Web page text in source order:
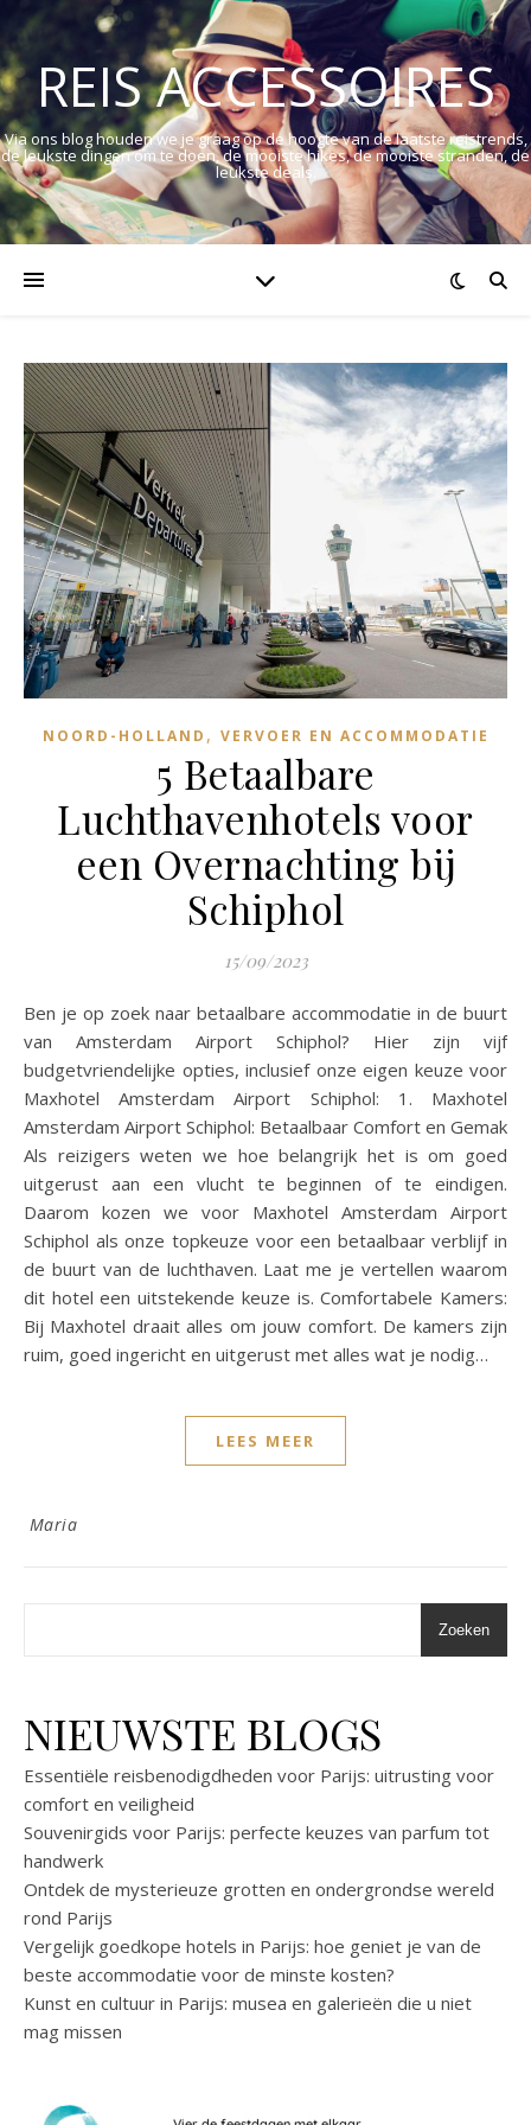
REIS ACCESSOIRES
Via ons blog houden we je graag op de hoogte van de laatste reistrends,
de leukste dingen om te doen, de mooiste hikes, de mooiste stranden, de
leukste deals.
NOORD-HOLLAND , VERVOER EN ACCOMMODATIE
5 Betaalbare
Luchthavenhotels voor
een Overnachting bij
Schiphol
15/09/2023
Ben je op zoek naar betaalbare accommodatie in de buurt
van Amsterdam Airport Schiphol? Hier zijn vijf
budgetvriendelijke opties, inclusief onze eigen keuze voor
Maxhotel Amsterdam Airport Schiphol: 1. Maxhotel
Amsterdam Airport Schiphol: Betaalbaar Comfort en Gemak
Als reizigers weten we hoe belangrijk het is om goed
uitgerust aan een vlucht te beginnen of te eindigen.
Daarom kozen we voor Maxhotel Amsterdam Airport
Schiphol als onze topkeuze voor een betaalbaar verblijf in
de buurt van de luchthaven. Laat me je vertellen waarom
dit hotel een uitstekende keuze is. Comfortabele Kamers:
Bij Maxhotel draait alles om jouw comfort. De kamers zijn
ruim, goed ingericht en uitgerust met alles wat je nodig…
LEES MEER
Maria
Zoeken
NIEUWSTE BLOGS
Essentiële reisbenodigdheden voor Parijs: uitrusting voor
comfort en veiligheid
Souvenirgids voor Parijs: perfecte keuzes van parfum tot
handwerk
Ontdek de mysterieuze grotten en ondergrondse wereld
rond Parijs
Vergelijk goedkope hotels in Parijs: hoe geniet je van de
beste accommodatie voor de minste kosten?
Kunst en cultuur in Parijs: musea en galerieën die u niet
mag missen